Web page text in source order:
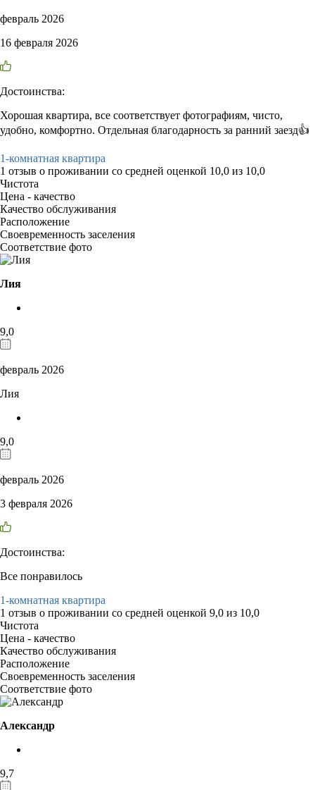
февраль 2026
16 февраля 2026
Достоинства:
Хорошая квартира, все соответствует фотографиям, чисто,
удобно, комфортно. Отдельная благодарность за ранний заезд👍
1-комнатная квартира
1 отзыв о проживании со средней оценкой 10,0 из 10,0
Чистота
Цена - качество
Качество обслуживания
Расположение
Своевременность заселения
Соответствие фото
Лия
9,0
февраль 2026
Лия
9,0
февраль 2026
3 февраля 2026
Достоинства:
Все понравилось
1-комнатная квартира
1 отзыв о проживании со средней оценкой 9,0 из 10,0
Чистота
Цена - качество
Качество обслуживания
Расположение
Своевременность заселения
Соответствие фото
Александр
9,7